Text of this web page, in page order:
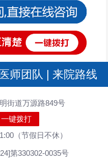
医师团队 | 来院路线
街道万源路849号
一键拨打
（节假日不休）
第330302-0035号